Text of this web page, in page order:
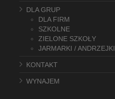
DLA GRUP
DLA FIRM
SZKOLNE
ZIELONE SZKOŁY
JARMARKI / ANDRZEJKI
KONTAKT
WYNAJEM